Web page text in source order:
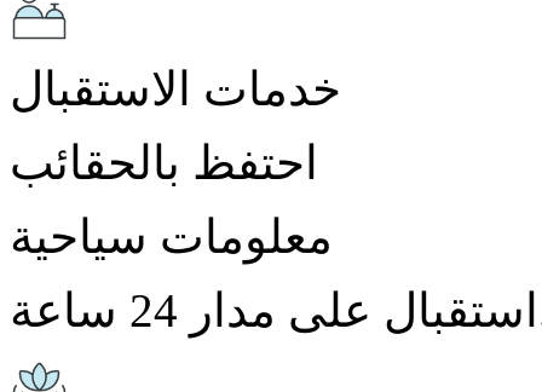
خدمات الاستقبال
احتفظ بالحقائب
معلومات سياحية